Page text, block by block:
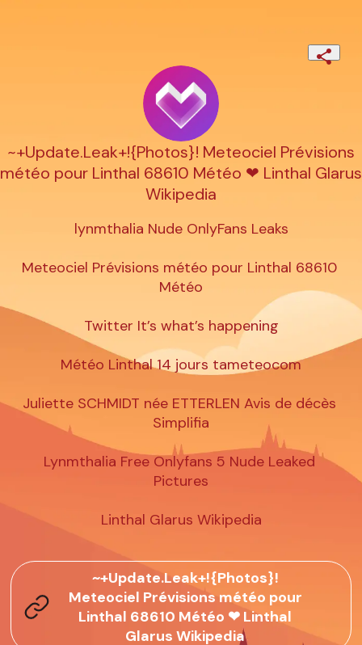
~+Update.Leak+!{Photos}! Meteociel Prévisions
météo pour Linthal 68610 Météo ❤ Linthal Glarus
Wikipedia
lynmthalia Nude OnlyFans Leaks
Meteociel Prévisions météo pour Linthal 68610
Météo
Twitter It’s what’s happening
Météo Linthal 14 jours tameteocom
Juliette SCHMIDT née ETTERLEN Avis de décès
Simplifia
Lynmthalia Free Onlyfans 5 Nude Leaked
Pictures
Linthal Glarus Wikipedia
~+Update.Leak+!{Photos}!
Meteociel Prévisions météo pour
Linthal 68610 Météo ❤ Linthal
Glarus Wikipedia